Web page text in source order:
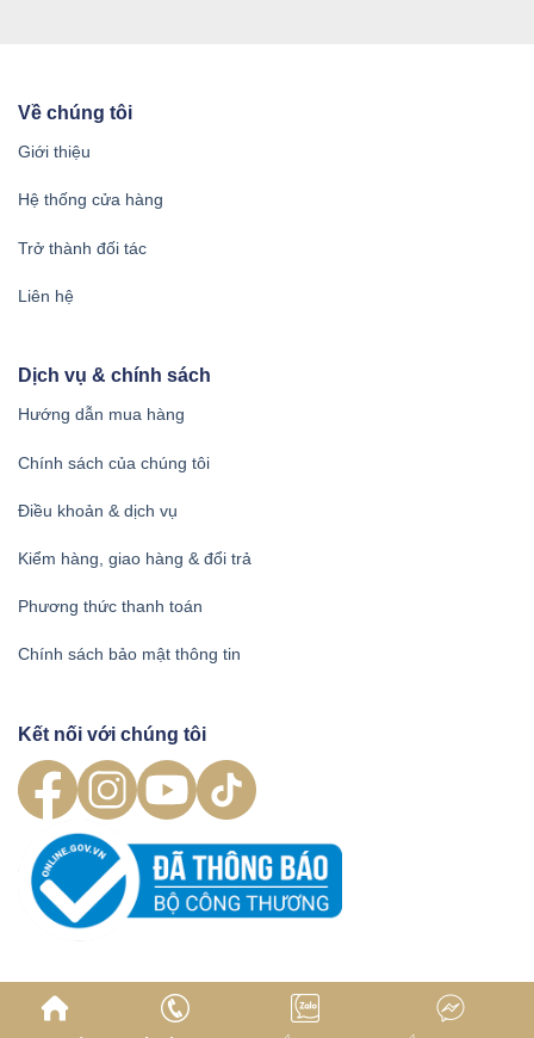
Về chúng tôi
Giới thiệu
Hệ thống cửa hàng
Trở thành đối tác
Liên hệ
Dịch vụ & chính sách
Hướng dẫn mua hàng
Chính sách của chúng tôi
Điều khoản & dịch vụ
Kiểm hàng, giao hàng & đổi trả
Phương thức thanh toán
Chính sách bảo mật thông tin
Kết nối với chúng tôi
Đồ nội thất cao cấp phong cách Âu Mỹ